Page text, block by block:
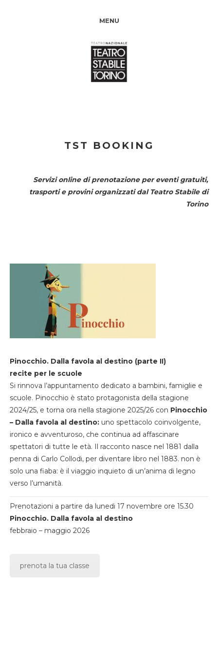
MENU
TST BOOKING
Servizi online di prenotazione per eventi gratuiti,
trasporti e provini organizzati dal Teatro Stabile di
Torino
Pinocchio. Dalla favola al destino (parte II)
recite per le scuole
Si rinnova l’appuntamento dedicato a bambini, famiglie e
scuole. Pinocchio è stato protagonista della stagione
2024/25, e torna ora nella stagione 2025/26 con Pinocchio
– Dalla favola al destino: uno spettacolo coinvolgente,
ironico e avventuroso, che continua ad affascinare
spettatori di tutte le età. Il racconto nasce nel 1881 dalla
penna di Carlo Collodi, per diventare libro nel 1883. non è
solo una fiaba: è il viaggio inquieto di un’anima di legno
verso l’umanità.
Prenotazioni a partire da lunedi 17 novembre ore 15.30
Pinocchio. Dalla favola al destino
febbraio – maggio 2026
prenota la tua classe